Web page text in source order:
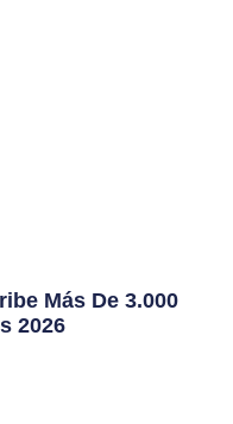
Más De 3.000
2026